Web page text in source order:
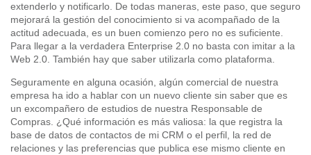
extenderlo y notificarlo. De todas maneras, este paso, que seguro
mejorará la gestión del conocimiento si va acompañado de la
actitud adecuada, es un buen comienzo pero no es suficiente.
Para llegar a la verdadera Enterprise 2.0 no basta con imitar a la
Web 2.0. También hay que saber utilizarla como plataforma.
Seguramente en alguna ocasión, algún comercial de nuestra
empresa ha ido a hablar con un nuevo cliente sin saber que es
un excompañero de estudios de nuestra Responsable de
Compras. ¿Qué información es más valiosa: la que registra la
base de datos de contactos de mi CRM o el perfil, la red de
relaciones y las preferencias que publica ese mismo cliente en